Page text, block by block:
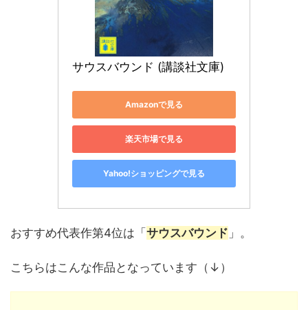
サウスバウンド (講談社文庫)
Amazonで見る
楽天市場で見る
Yahoo!ショッピングで見る
おすすめ代表作第4位は「サウスバウンド 」。
こちらはこんな作品となっています（↓）